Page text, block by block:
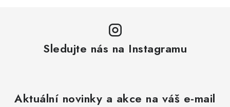
Sledujte nás na Instagramu
Aktuální novinky a akce na váš e-mail